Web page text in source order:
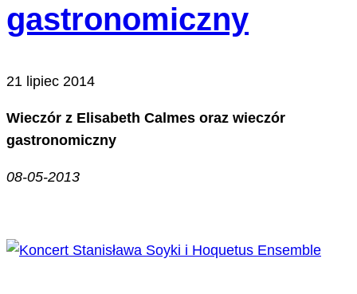
gastronomiczny
21 lipiec 2014
Wieczór z Elisabeth Calmes oraz wieczór
gastronomiczny
08-05-2013